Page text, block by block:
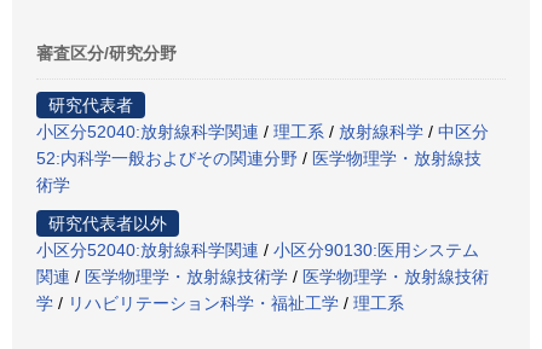
審査区分/研究分野
研究代表者
小区分52040:放射線科学関連 / 理工系 / 放射線科学 / 中区分
52:内科学一般およびその関連分野 / 医学物理学・放射線技
術学
研究代表者以外
小区分52040:放射線科学関連 / 小区分90130:医用システム
関連 / 医学物理学・放射線技術学 / 医学物理学・放射線技術
学 / リハビリテーション科学・福祉工学 / 理工系